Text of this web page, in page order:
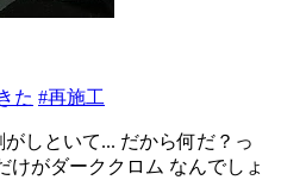
た #再施工
しといて... だから何だ？っ
けがダーククロム なんでしょ